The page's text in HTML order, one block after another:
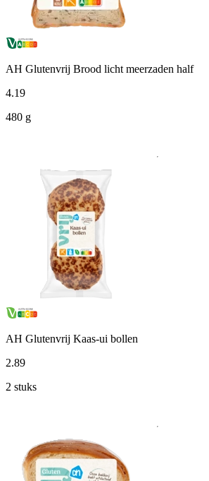
AH Glutenvrij Brood licht meerzaden half
4.19
480 g
AH Glutenvrij Kaas-ui bollen
2.89
2 stuks